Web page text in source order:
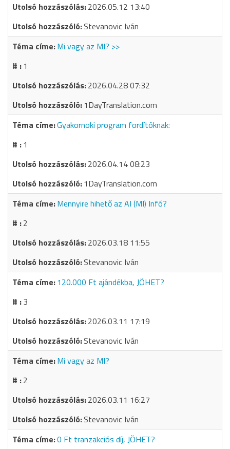
2026.05.12 13:40
Stevanovic Iván
Mi vagy az MI? >>
1
2026.04.28 07:32
1DayTranslation.com
Gyakornoki program fordítóknak:
1
2026.04.14 08:23
1DayTranslation.com
Mennyire hihető az AI (MI) Infó?
2
2026.03.18 11:55
Stevanovic Iván
120.000 Ft ajándékba, JÖHET?
3
2026.03.11 17:19
Stevanovic Iván
Mi vagy az MI?
2
2026.03.11 16:27
Stevanovic Iván
0 Ft tranzakciós díj, JÖHET?